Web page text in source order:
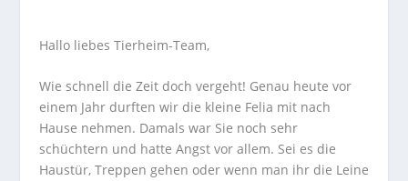
Hallo liebes Tierheim-Team,
Wie schnell die Zeit doch vergeht! Genau heute vor
einem Jahr durften wir die kleine Felia mit nach
Hause nehmen. Damals war Sie noch sehr
schüchtern und hatte Angst vor allem. Sei es die
Haustür, Treppen gehen oder wenn man ihr die Leine